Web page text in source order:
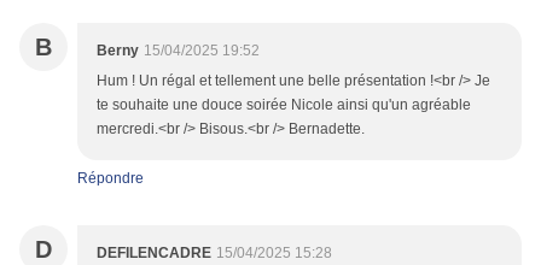
B Berny 15/04/2025 19:52
Hum ! Un régal et tellement une belle présentation !<br /> Je
te souhaite une douce soirée Nicole ainsi qu'un agréable
mercredi.<br /> Bisous.<br /> Bernadette.
Répondre
D DEFILENCADRE 15/04/2025 15:28